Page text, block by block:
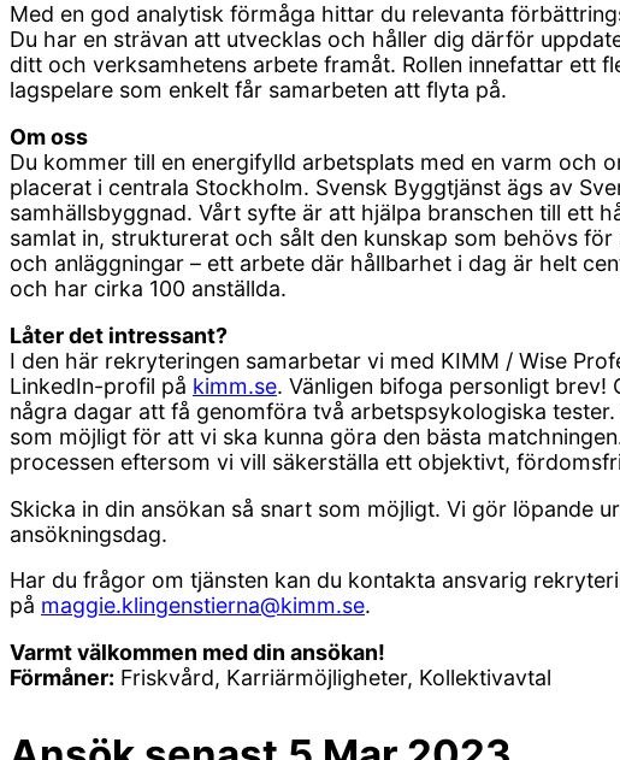
Med en god analytisk förmåga hittar du relevanta
Du har en strävan att utvecklas och håller dig därför
ditt och verksamhetens arbete framåt. Rollen innefattar ett
lagspelare som enkelt får samarbeten att flyta på.
Om oss
Du kommer till en energifylld arbetsplats med en varm och
placerat i centrala Stockholm. Svensk Byggtjänst ägs av
samhällsbyggnad. Vårt syfte är att hjälpa branschen till ett
samlat in, strukturerat och sålt den kunskap som behövs
och anläggningar – ett arbete där hållbarhet i dag är helt
och har cirka 100 anställda.
Låter det intressant?
I den här rekryteringen samarbetar vi med KIMM / Wise
LinkedIn-profil på kimm.se. Vänligen bifoga personligt brev!
några dagar att få genomföra två arbetspsykologiska
som möjligt för att vi ska kunna göra den bästa
processen eftersom vi vill säkerställa ett objektivt,
Skicka in din ansökan så snart som möjligt. Vi gör löpande
ansökningsdag.
Har du frågor om tjänsten kan du kontakta ansvarig
på maggie.klingenstierna@kimm.se.
Varmt välkommen med din ansökan!
Förmåner: Friskvård, Karriärmöjligheter, Kollektivavtal